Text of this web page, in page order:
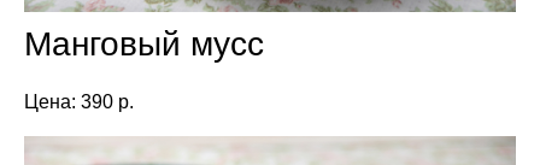
Манговый мусс
Цена: 390 р.